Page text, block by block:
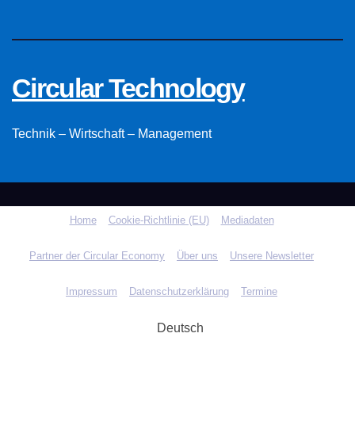
Circular Technology
Technik – Wirtschaft – Management
Home Cookie-Richtlinie (EU) Mediadaten
Partner der Circular Economy Über uns Unsere Newsletter
Impressum Datenschutzerklärung Termine
Deutsch